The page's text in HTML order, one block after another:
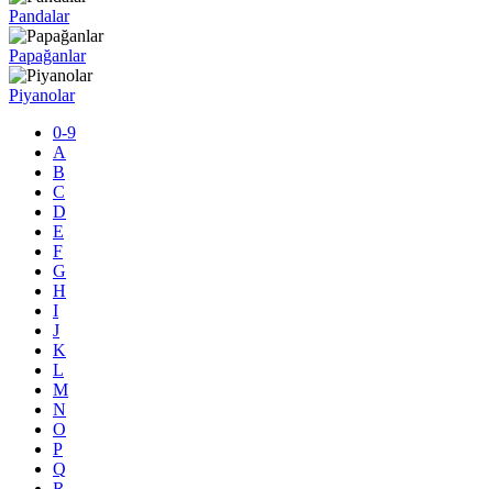
Pandalar
Papağanlar
Piyanolar
0-9
A
B
C
D
E
F
G
H
I
J
K
L
M
N
O
P
Q